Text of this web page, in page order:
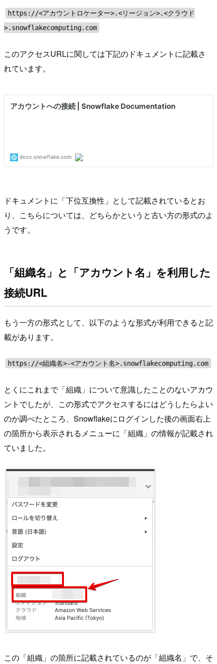
https://<アカウントロケーター>.<リージョン>.<クラウド
>.snowflakecomputing.com
このアクセスURLに関しては下記のドキュメントに記載さ
れています。
ドキュメントに「下位互換性」として記載されているとお
り、こちらについては、どちらかというと古い方の形式のよ
うです。
「組織名」と「アカウント名」を利用した
接続URL
もう一方の形式として、以下のような形式が利用できると記
載があります。
https://<組織名>-<アカウント名>.snowflakecomputing.com
とくにこれまで「組織」について意識したことのないアカウ
ントでしたが、この形式でアクセスするにはどうしたらよい
のか調べたところ、Snowflakeにログインした後の画面右上
の箇所から表示されるメニューに「組織」の情報が記載され
ていました。
この「組織」の箇所に記載されているのが「組織名」で、そ